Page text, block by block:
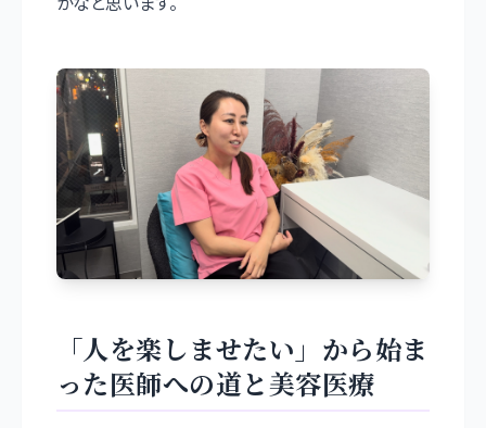
「人を楽しませたい」から始ま
った医師への道と美容医療